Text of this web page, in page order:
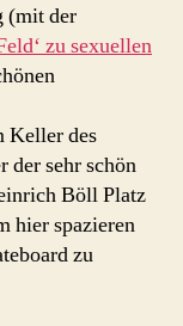
(mit der
zu sexuellen
Keller des
der sehr schön
Böll Platz
hier spazieren
zu